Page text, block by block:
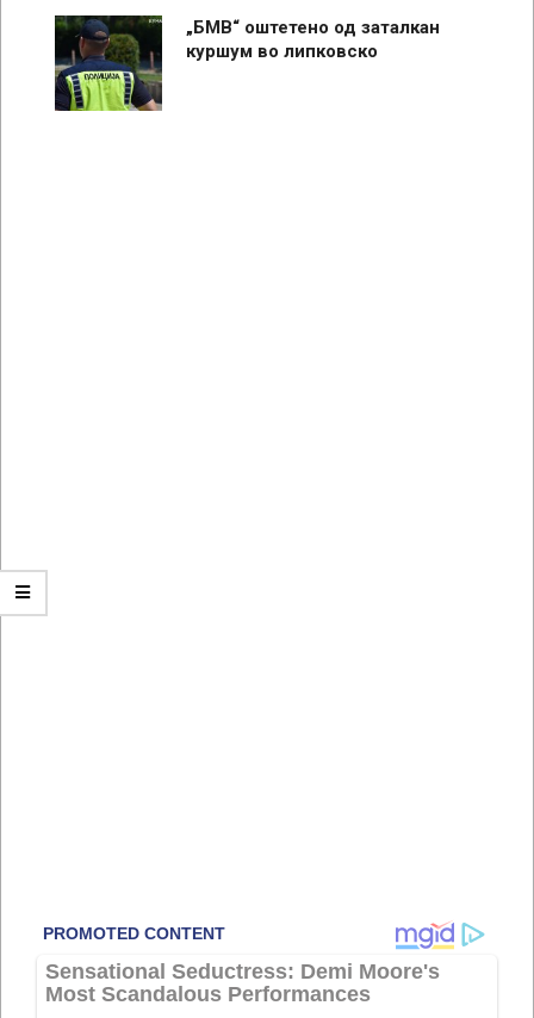
„БМВ“ оштетено од заталкан
куршум во липковско